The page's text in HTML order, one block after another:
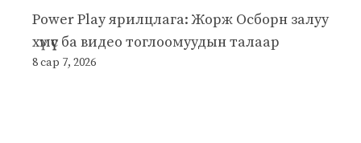
Power Play ярилцлага: Жорж Осборн залуу
хүмүүс ба видео тоглоомуудын талаар
8 сар 7, 2026